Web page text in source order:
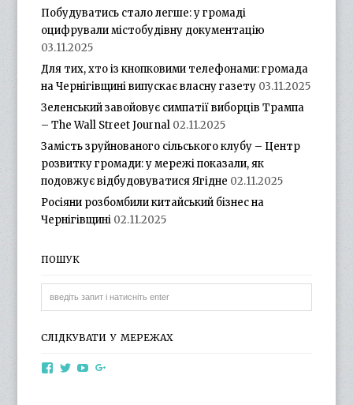
Побудуватись стало легше: у громаді
оцифрували містобудівну документацію
03.11.2025
Для тих, хто із кнопковими телефонами: громада
на Чернігівщині випускає власну газету 03.11.2025
Зеленський завойовує симпатії виборців Трампа
– The Wall Street Journal 02.11.2025
Замість зруйнованого сільського клубу – Центр
розвитку громади: у мережі показали, як
подовжує відбудовуватися Ягідне 02.11.2025
Росіяни розбомбили китайський бізнес на
Чернігівщині 02.11.2025
ПОШУК
СЛІДКУВАТИ У МЕРЕЖАХ
ViewViewView